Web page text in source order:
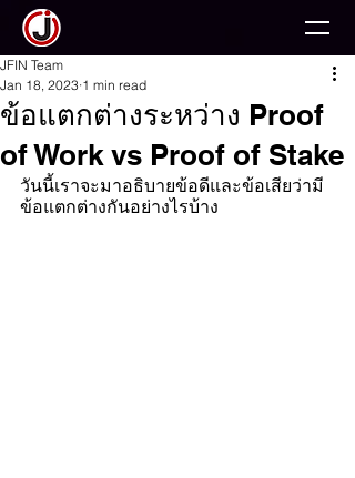
ข้อแตกต่างระหว่าง Proof
of Work vs Proof of Stake
JFIN Team
Jan 18, 2023 1 min read
วันนี้เราจะมาอธิบายข้อดีและข้อเสียว่ามี
ข้อแตกต่างกันอย่างไรบ้าง